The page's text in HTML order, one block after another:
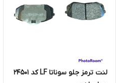
لنت ترمز جلو سوناتا LF کد 24501